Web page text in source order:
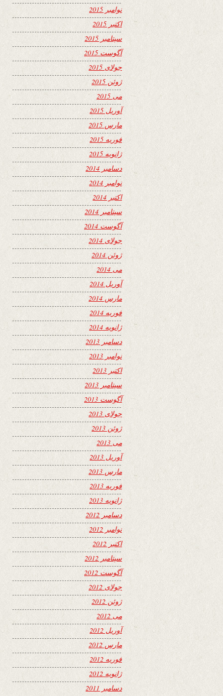
نوامبر 2015
اکتبر 2015
سپتامبر 2015
آگوست 2015
جولای 2015
ژوئن 2015
می 2015
آوریل 2015
مارس 2015
فوریه 2015
ژانویه 2015
دسامبر 2014
نوامبر 2014
اکتبر 2014
سپتامبر 2014
آگوست 2014
جولای 2014
ژوئن 2014
می 2014
آوریل 2014
مارس 2014
فوریه 2014
ژانویه 2014
دسامبر 2013
نوامبر 2013
اکتبر 2013
سپتامبر 2013
آگوست 2013
جولای 2013
ژوئن 2013
می 2013
آوریل 2013
مارس 2013
فوریه 2013
ژانویه 2013
دسامبر 2012
نوامبر 2012
اکتبر 2012
سپتامبر 2012
آگوست 2012
جولای 2012
ژوئن 2012
می 2012
آوریل 2012
مارس 2012
فوریه 2012
ژانویه 2012
دسامبر 2011